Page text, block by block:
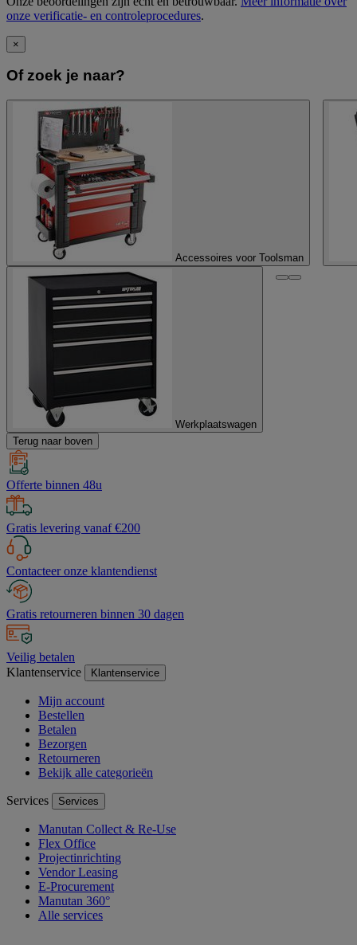
onze verificatie- en controleprocedures.
×
Of zoek je naar?
Accessoires voor Toolsman
Werkplaatswagen
Terug naar boven
Offerte binnen 48u
Gratis levering vanaf €200
Contacteer onze klantendienst
Gratis retourneren binnen 30 dagen
Veilig betalen
Klantenservice
Klantenservice
Mijn account
Bestellen
Betalen
Bezorgen
Retourneren
Bekijk alle categorieën
Services Services
Manutan Collect & Re-Use
Flex Office
Projectinrichting
Vendor Leasing
E-Procurement
Manutan 360°
Alle services